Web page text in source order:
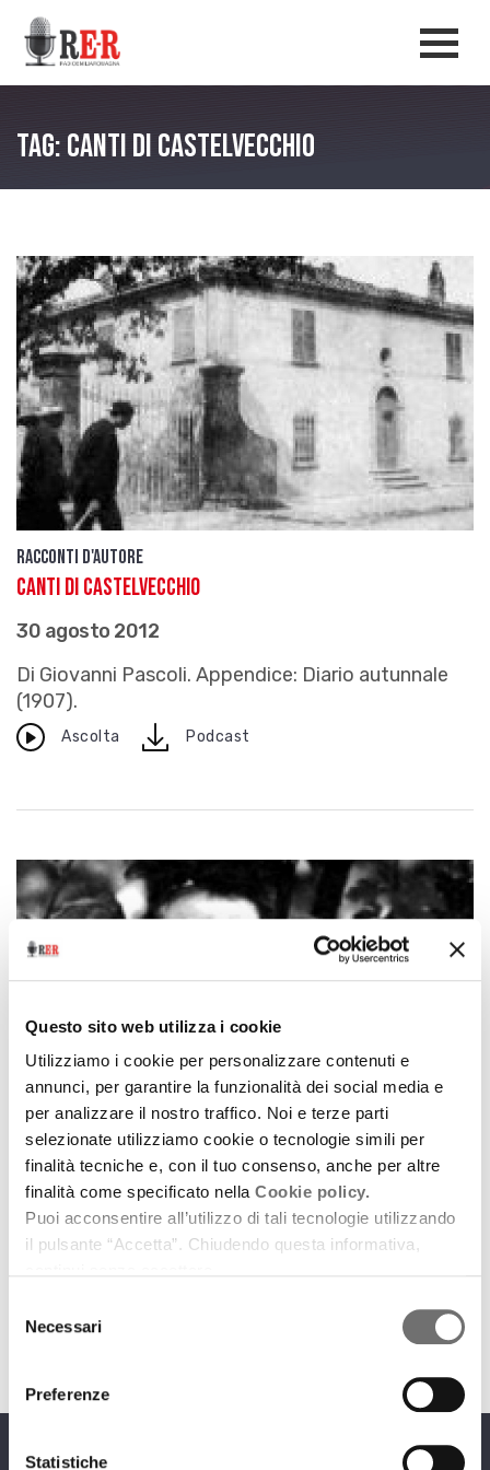
Questo sito web utilizza i cookie
Utilizziamo i cookie per personalizzare contenuti e
annunci, per garantire la funzionalità dei social media e
per analizzare il nostro traffico. Noi e terze parti
selezionate utilizziamo cookie o tecnologie simili per
finalità tecniche e, con il tuo consenso, anche per altre
finalità come specificato nella Cookie policy.
Puoi acconsentire all’utilizzo di tali tecnologie utilizzando
il pulsante “Accetta”. Chiudendo questa informativa,
delNecessari
Preferenze
Statistiche
Salta al contenuto principale
Tag: Canti di Castelvecchio
Racconti d'autore
Canti di Castelvecchio
30 agosto 2012
Di Giovanni Pascoli. Appendice: Diario autunnale
(1907).
Ascolta downloadPodcast
Archivio / Protagonisti
Giovanni Pascoli nel centenario della morte
17 luglio 2012